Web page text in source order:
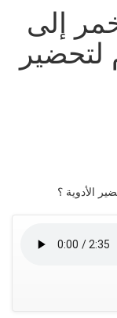
إلى
الأدوية ؟